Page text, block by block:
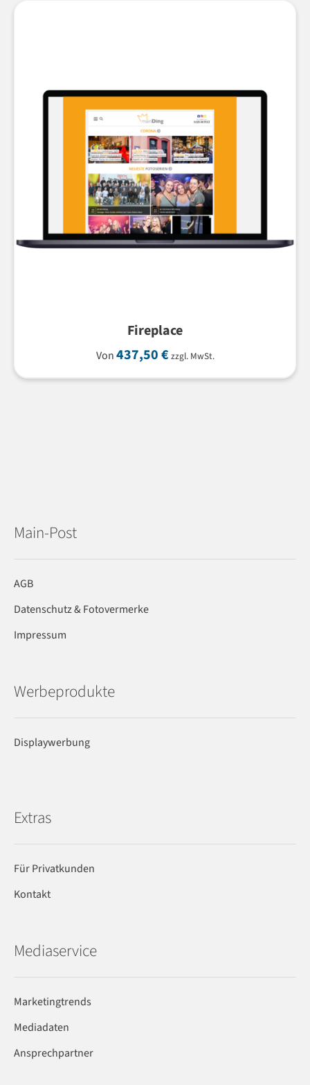
Fireplace
Von437,50€ zzgl. MwSt.
Main-Post
AGB
Datenschutz & Fotovermerke
Impressum
Werbeprodukte
Displaywerbung
Extras
Für Privatkunden
Kontakt
Mediaservice
Marketingtrends
Mediadaten
Ansprechpartner